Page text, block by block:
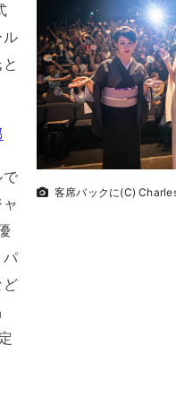
客席バックに(C)
ル
パ
ど